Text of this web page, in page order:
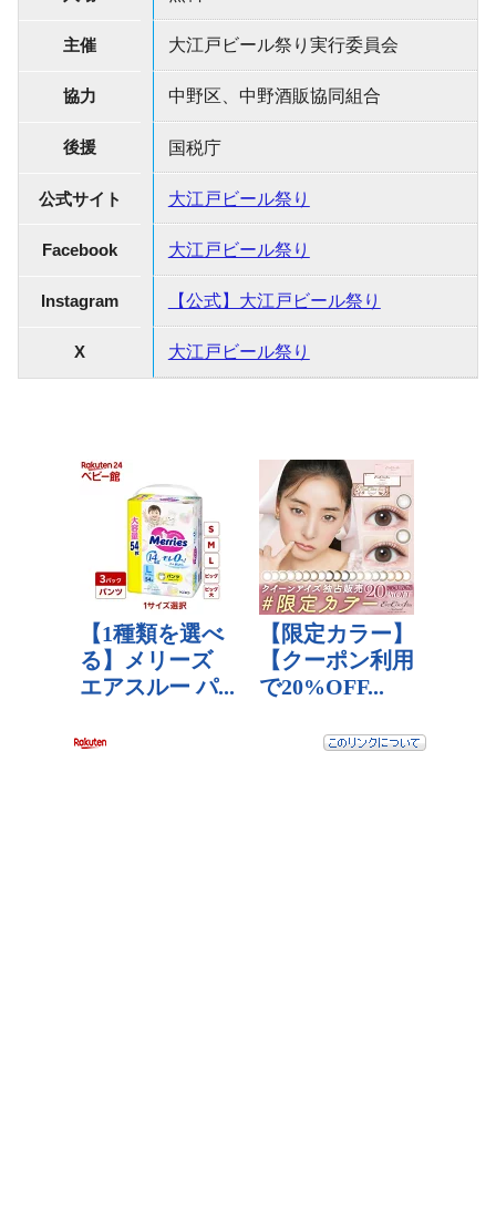
主催 大江戸ビール祭り実行委員会
協力 中野区、中野酒販協同組合
後援 国税庁
公式サイト 大江戸ビール祭り
Facebook 大江戸ビール祭り
Instagram 【公式】大江戸ビール祭り
X 大江戸ビール祭り